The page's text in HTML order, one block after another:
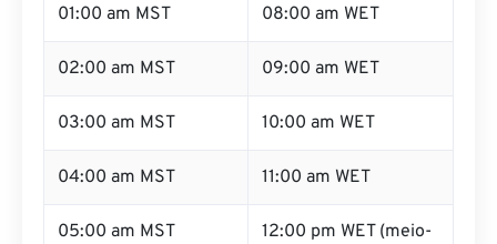
01:00 am MST 08:00 am WET
02:00 am MST 09:00 am WET
03:00 am MST 10:00 am WET
04:00 am MST 11:00 am WET
05:00 am MST
12:00 pm WET (meio-